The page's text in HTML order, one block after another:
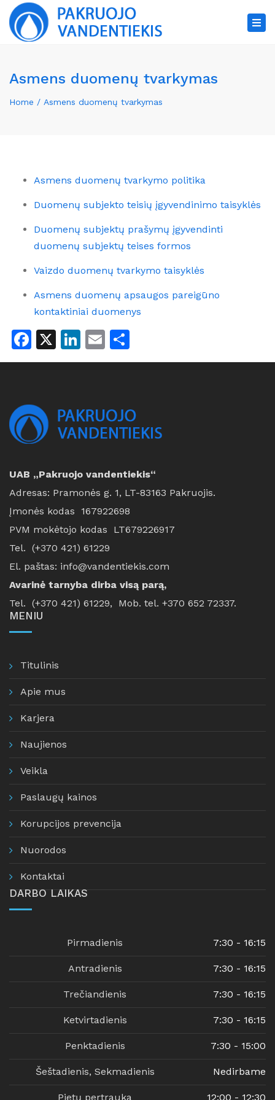
Asmens duomenų tvarkymas
Home Asmens duomenų tvarkymas
Asmens duomenų tvarkymo politika
Duomenų subjekto teisių įgyvendinimo taisyklės
Duomenų subjektų prašymų įgyvendinti
duomenų subjektų teises formos
Vaizdo duomenų tvarkymo taisyklės
Asmens duomenų apsaugos pareigūno
kontaktiniai duomenys
Facebook
X LinkedIn
Email
UAB „Pakruojo vandentiekis“
Adresas: Pramonės g. 1, LT-83163 Pakruojis.
Įmonės kodas 167922698
PVM mokėtojo kodas LT679226917
Tel. (+370 421) 61229
El. paštas: info@vandentiekis.com
Avarinė tarnyba dirba visą parą,
Tel. (+370 421) 61229, Mob. tel. +370 652 72337.
MENIU
Titulinis
Apie mus
Karjera
Naujienos
Veikla
Paslaugų kainos
Korupcijos prevencija
Nuorodos
Kontaktai
DARBO LAIKAS
Pirmadienis 7:30 - 16:15
Antradienis 7:30 - 16:15
Trečiandienis 7:30 - 16:15
Ketvirtadienis 7:30 - 16:15
Penktadienis 7:30 - 15:00
Šeštadienis, Sekmadienis Nedirbame
Pietų pertrauka 12:00 - 12:30